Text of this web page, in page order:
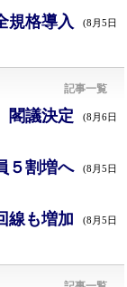
規格導入 (8月5日
記事一覧
閣議決定 (8月6日
５割増へ (8月5日
線も増加 (8月5日